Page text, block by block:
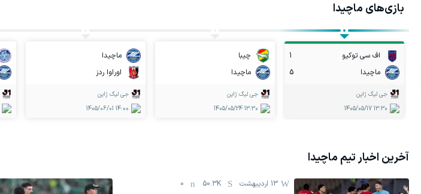
بازی‌های ماچیدا
اف سی توکیو
1
ماچیدا
5
جی لیگ ژاپن
1405/05/17 13:30
چیبا
ماچیدا
جی لیگ ژاپن
1405/05/24 13:30
ماچیدا
اوراوا ردز
جی لیگ ژاپن
1405/06/01 14:00
آخرین اخبار تیم ماچیدا
13 اردیبهشت 50.3K
0